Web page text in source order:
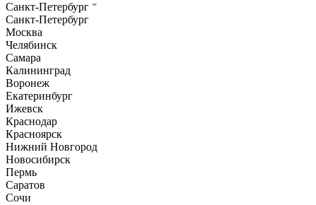
Санкт-Петербург
Санкт-Петербург
Москва
Челябинск
Самара
Калининград
Воронеж
Екатеринбург
Ижевск
Краснодар
Красноярск
Нижний Новгород
Новосибирск
Пермь
Саратов
Сочи